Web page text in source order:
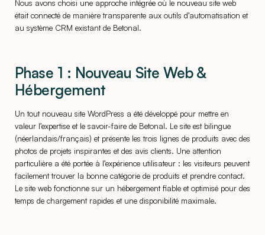
Nous avons choisi une approche intégrée où le nouveau site web
était connecté de manière transparente aux outils d’automatisation et
au système CRM existant de Betonal.
Phase 1 : Nouveau Site Web &
Hébergement
Un tout nouveau site WordPress a été développé pour mettre en
valeur l’expertise et le savoir-faire de Betonal. Le site est bilingue
(néerlandais/français) et présente les trois lignes de produits avec des
photos de projets inspirantes et des avis clients. Une attention
particulière a été portée à l’expérience utilisateur : les visiteurs peuvent
facilement trouver la bonne catégorie de produits et prendre contact.
Le site web fonctionne sur un hébergement fiable et optimisé pour des
temps de chargement rapides et une disponibilité maximale.